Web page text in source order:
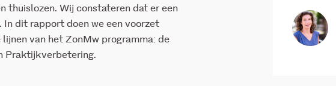
thuislozen. Wij constateren dat er een
In dit rapport doen we een voorzet
van het ZonMw programma: de
Praktijkverbetering.